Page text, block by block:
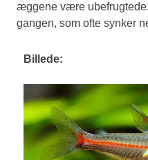
æggene være
gangen, som ofte synker
Billede: